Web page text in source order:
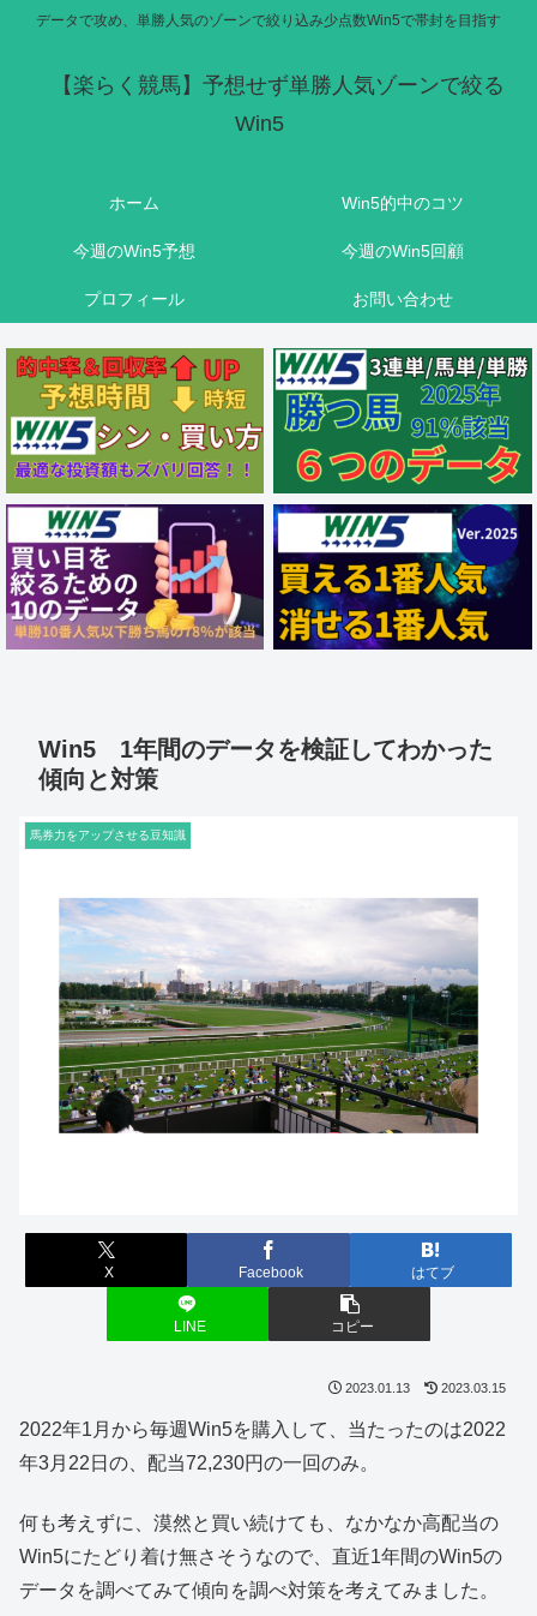
データで攻め、単勝人気のゾーンで絞り込み少点数Win5で帯封を目指す
【楽らく競馬】予想せず単勝人気ゾーンで絞る
Win5
ホーム Win5的中のコツ
今週のWin5予想 今週のWin5回顧
プロフィール お問い合わせ
Win5 1年間のデータを検証してわかった
傾向と対策
馬券力をアップさせる豆知識
X Facebook はてブ
LINE コピー
2023.01.13 2023.03.15
2022年1月から毎週Win5を購入して、当たったのは2022
年3月22日の、配当72,230円の一回のみ。
何も考えずに、漠然と買い続けても、なかなか高配当の
Win5にたどり着け無さそうなので、直近1年間のWin5の
データを調べてみて傾向を調べ対策を考えてみました。